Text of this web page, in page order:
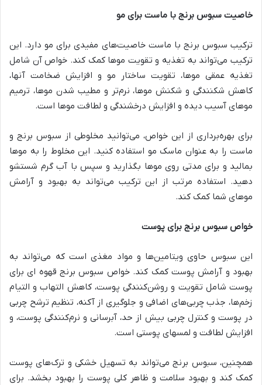
خاصیت سبوس برنج با ماست برای مو
ترکیب سبوس برنج با ماست خاصیت‌های مفیدی برای مو دارد. این
ترکیب می‌تواند به تغذیه و تقویت موها کمک کند. خواص آن شامل
تغذیه عمقی موها، تقویت ساختار مو و افزایش ضخامت آنها،
کاهش شکنندگی و شکنش موها، نرم‌تر و مطیب شدن موها، ترمیم
موهای آسیب دیده و افزایش درخشندگی و لطافت موها است.
برای بهره‌برداری از این خواص، می‌توانید مخلوطی از سبوس برنج و
ماست را به عنوان ماسک مو استفاده کنید. این مخلوط را به موها
بمالید و برای مدتی روی موها بگذارید و سپس با آب گرم شستشو
دهید. استفاده مرتب از این ترکیب می‌تواند به بهبود و آرامش
موهای شما کمک کند.
خواص سبوس برنج برای پوست
این سبوس حاوی ویتامین‌ها و مواد مغذی است که می‌تواند به
بهبود و آرامش پوست کمک کند. خواص سبوس برنج قهوه ای برای
پوست شامل تقویت و روشن‌کنندگی پوست، کاهش التهاب و التیام
زخم‌ها، جذب چربی‌های اضافی و جلوگیری از آکنه، تنظیم ترشح چربی
در پوست و کنترل چربی بیش از حد، آبرسانی و نرم‌کنندگی پوست، و
افزایش لطافت و لمسهای پوستی است.
همچنین، سبوس برنج می‌تواند به تسهیل خشکی و ترک‌های پوست
کمک کند و بهبود سلامت و ظاهر کلی پوست را بهبود بخشد. برای